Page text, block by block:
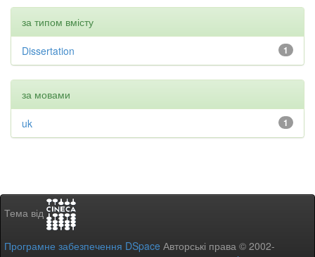
за типом вмісту
1
Dissertation
за мовами
1
uk
Тема від
Програмне забезпечення DSpace Авторські права © 2002-